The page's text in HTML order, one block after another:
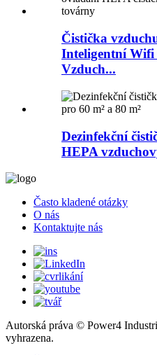
Čistička
Inteligentní
Vzduch...
Dezinfekční
HEPA
Často kladené otázky
O nás
Kontaktujte nás
Autorská práva © Power4
vyhrazena.